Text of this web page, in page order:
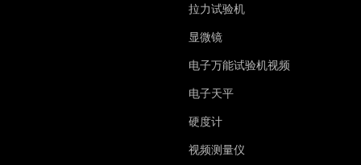
拉力试验机
显微镜
电子万能试验机视频
电子天平
硬度计
视频测量仪